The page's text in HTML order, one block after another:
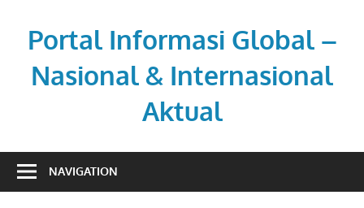
contentPortal Informasi Global –
Nasional & Internasional
Aktual
beritaNAVIGATION